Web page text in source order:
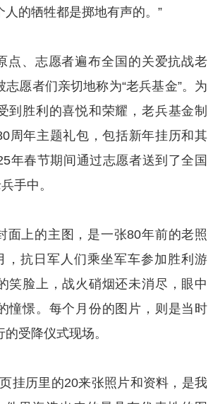
人的牺牲都是掷地有声的。”
点、志愿者遍布全国的关爱抗战老
志愿者们亲切地称为“老兵基金”。为
到胜利的喜悦和荣耀，老兵基金制
周年主题礼包，包括新年挂历和其
年春节期间通过志愿者送到了全国
手中。
面上的主图，是一张80年前的老照
，抗日军人们乘坐军车参加胜利游
笑脸上，战火硝烟还未消尽，眼中
憧憬。每个月份的图片，则是当时
受降仪式现场。
挂历里的20来张照片和资料，是我